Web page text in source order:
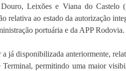
Leixões e Viana do Castelo
relativa ao estado da autorização
portuária e da APP Rodovia.
já disponibilizada anteriormente,
permitindo uma maior